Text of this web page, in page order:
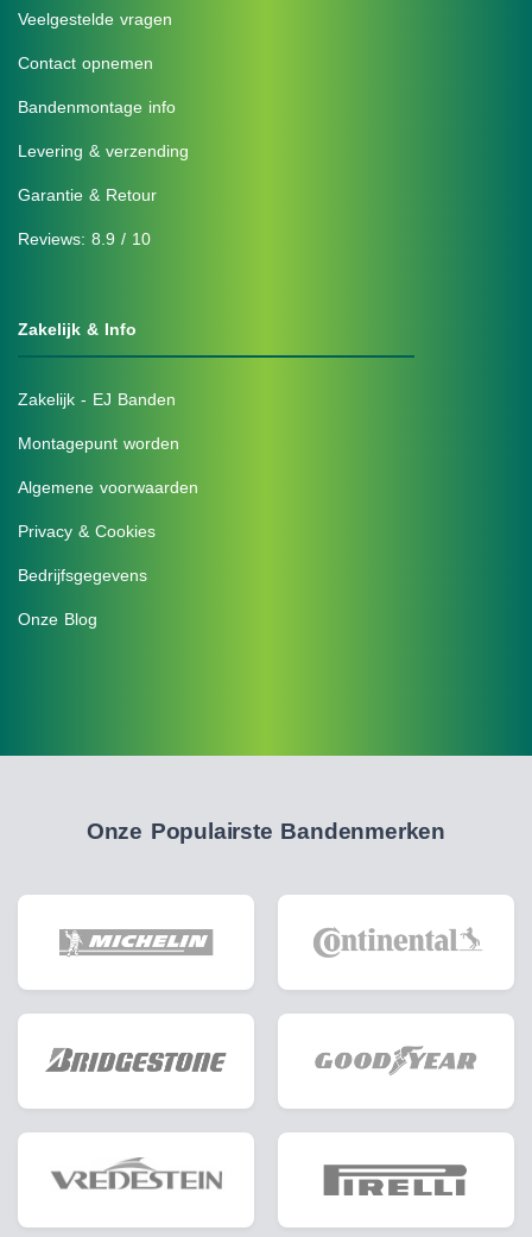
Veelgestelde vragen
Contact opnemen
Bandenmontage info
Levering & verzending
Garantie & Retour
Reviews: 8.9 / 10
Zakelijk & Info
Zakelijk - EJ Banden
Montagepunt worden
Algemene voorwaarden
Privacy & Cookies
Bedrijfsgegevens
Onze Blog
Onze Populairste Bandenmerken